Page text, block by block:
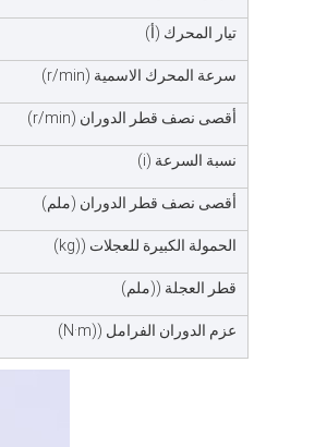
تيار المحرك (أ)
سرعة المحرك الاسمية (r/min)
أقصى نصف قطر الدوران (r/min)
نسبة السرعة (i)
أقصى نصف قطر الدوران (ملم)
الحمولة الكبيرة للعجلات ((kg)
قطر العجلة ((ملم)
عزم الدوران الفرامل ((N·m)